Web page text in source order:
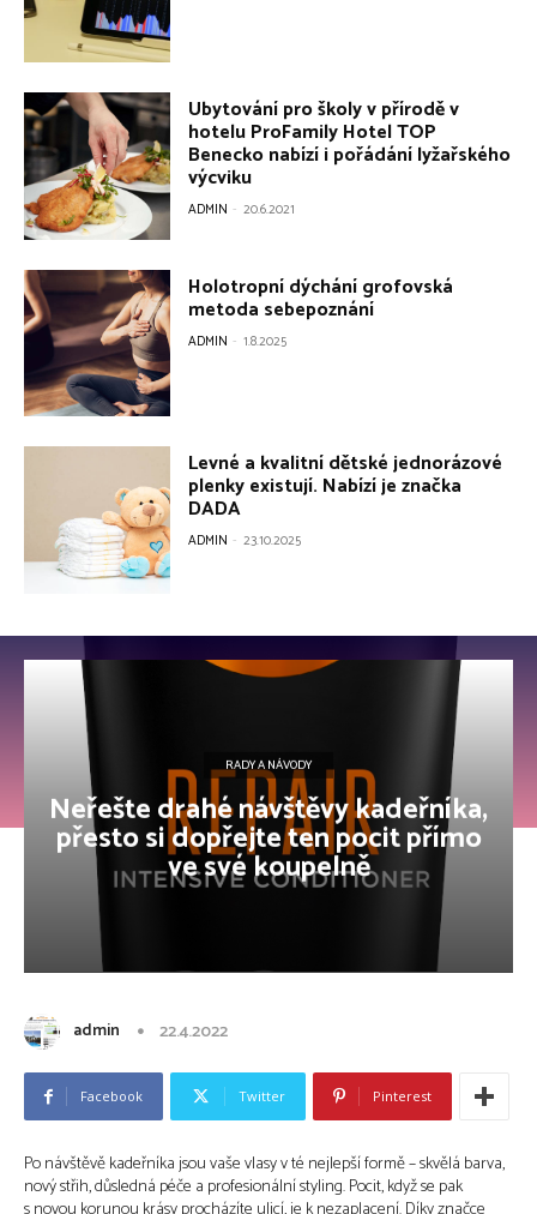
Ubytování pro školy v přírodě v
hotelu ProFamily Hotel TOP
Benecko nabízí i pořádání lyžařského
výcviku
ADMIN - 20.6.2021
Holotropní dýchání grofovská
metoda sebepoznání
ADMIN - 1.8.2025
Levné a kvalitní dětské jednorázové
plenky existují. Nabízí je značka
DADA
ADMIN - 23.10.2025